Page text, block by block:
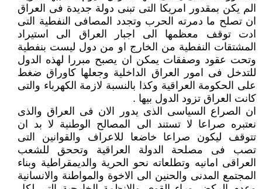
الم يكن بمقدور امريكا التى تبنى دولة جديدة فى العراق
ان تصلح ما دمرته الحرب وتجدد المصافى النفطية التى
ادت توقف معظمها الى اجبار العراق الى استيراد
المشتقات النفطية من الخارج او من دول ليست بنفطية
وتحت عقود وصفقات يمكن ان يصبح مبررا لهذه الدول
للتدخل فى امور العراق الداخلية وجعلها كاوراق ضغط
على الحكومة العراقية وكذا بالنسبة لازمة الكهرباء والتى
كانت العراق تزود الدول بيها .
ان الصراع السياسى الذى يدور الان فى العراق والذى
نعتبره صراعا لا تستند الى المصالح الوطنية لا بد ان
تتوقف ليكون صراعا خاضعا للاعراف والقوانين التى
تصب فى مصلحة الدولة العراقية وتححق للشعب
العراقى امانيه وتطلعاته نحو الحرية والديمقراطية وبناء
المجتمع المدنى والحنين الى الاخوة والمواطنة والانسانية